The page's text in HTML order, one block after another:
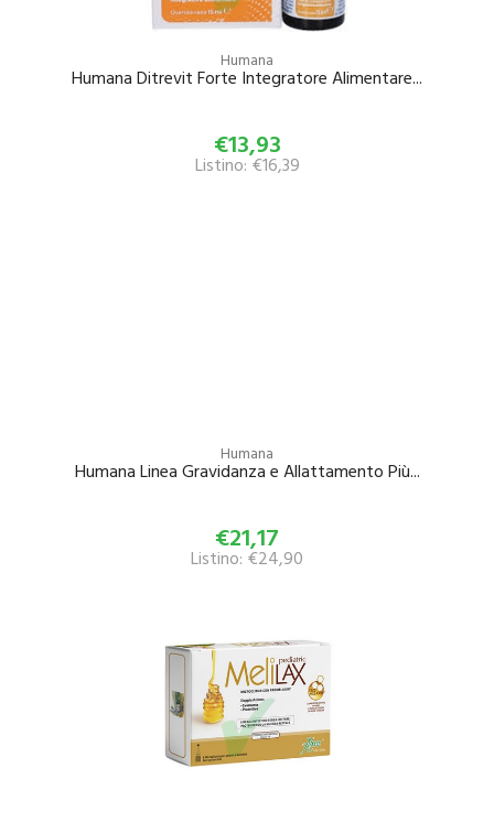
Humana
Humana Ditrevit Forte Integratore Alimentare...
€13,93
Listino: €16,39
Humana
Humana Linea Gravidanza e Allattamento Più...
€21,17
Listino: €24,90